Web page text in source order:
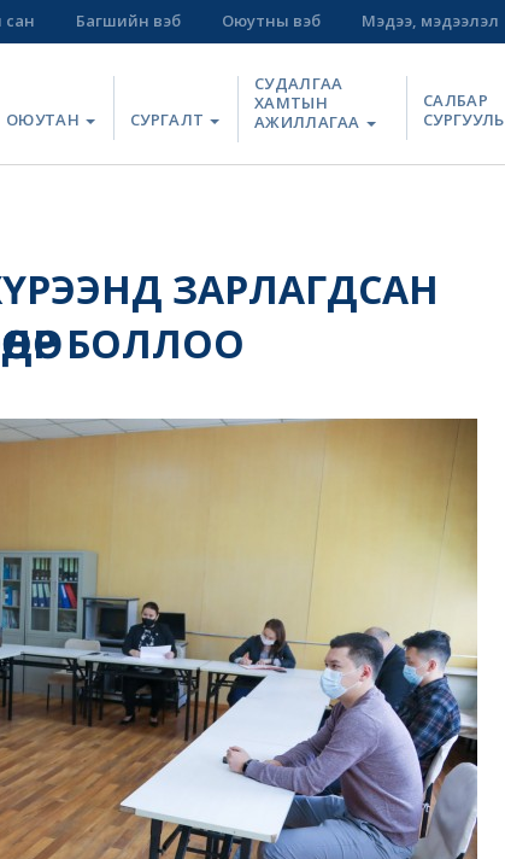
Багшийн вэб Оюутны вэб Мэдээ, мэдээлэл
ОЮУТАН СУРГАЛТ
СУДАЛГАА
ХАМТЫН
АЖИЛЛАГАА
САЛБАР
СУРГУУЛЬ
ЗАРЛАГДСАН
БОЛЛОО